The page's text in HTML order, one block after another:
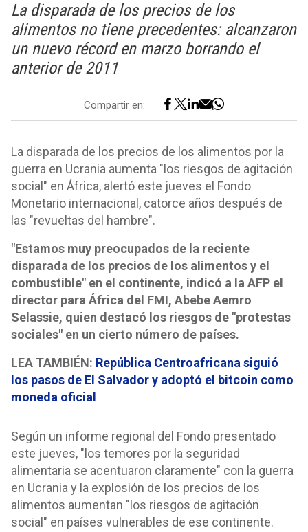
La disparada de los precios de los
alimentos no tiene precedentes: alcanzaron
un nuevo récord en marzo borrando el
anterior de 2011
Compartir en:
La disparada de los precios de los alimentos por la
guerra en Ucrania aumenta "los riesgos de agitación
social" en África, alertó este jueves el Fondo
Monetario internacional, catorce años después de
las "revueltas del hambre".
"Estamos muy preocupados de la reciente
disparada de los precios de los alimentos y el
combustible" en el continente, indicó a la AFP el
director para África del FMI, Abebe Aemro
Selassie, quien destacó los riesgos de "protestas
sociales" en un cierto número de países.
LEA TAMBIÉN: República Centroafricana siguió
los pasos de El Salvador y adoptó el bitcoin como
moneda oficial
Según un informe regional del Fondo presentado
este jueves, "los temores por la seguridad
alimentaria se acentuaron claramente" con la guerra
en Ucrania y la explosión de los precios de los
alimentos aumentan "los riesgos de agitación
social" en países vulnerables de ese continente.